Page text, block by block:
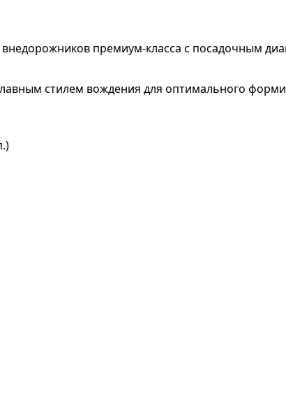
премиум-класса с посадочным
стилем вождения для оптимального